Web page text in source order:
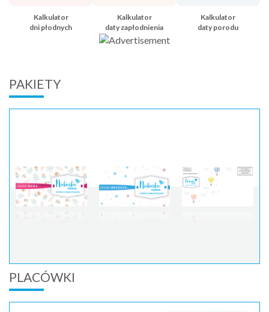
Kalkulator
dni płodnych
Kalkulator
daty zapłodnienia
Kalkulator
daty porodu
PAKIETY
PLACÓWKI